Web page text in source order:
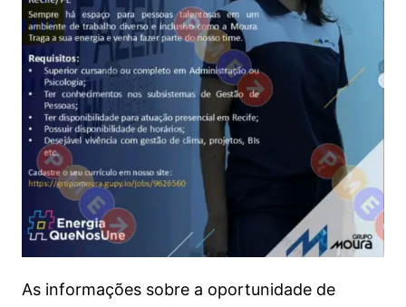
As informações sobre a oportunidade de